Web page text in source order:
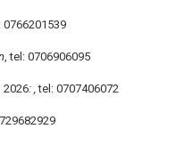
0766201539
, tel: 0706906095
2026: ,tel: 0707406072